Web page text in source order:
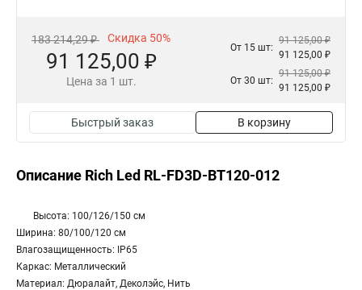
183 214,29 ₽ Скидка 50%
91 125,00 ₽
Цена за 1 шт.
От 15 шт:
91 125,00 ₽
91 125,00 ₽
От 30 шт:
91 125,00 ₽
91 125,00 ₽
Быстрый заказ В корзину
Описание Rich Led RL-FD3D-BT120-012
Высота: 100/126/150 см
Ширина: 80/100/120 см
Влагозащищенность: IP65
Каркас: Металлический
Материал: Дюралайт, Деколэйс, Нить